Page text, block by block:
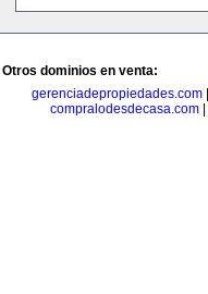
Otros dominios en venta:
gerenciadepropiedades.com|
compralodesdecasa.com